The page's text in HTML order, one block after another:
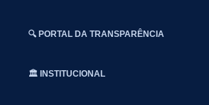
🔍 PORTAL DA TRANSPARÊNCIA
🏛️ INSTITUCIONAL